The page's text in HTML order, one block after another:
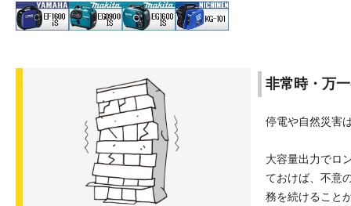
非常時・万
停電や自然災害
大容量出力でロ
ておけば、不意
務を続けること